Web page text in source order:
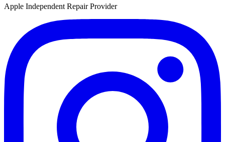
Apple Independent Repair Provider